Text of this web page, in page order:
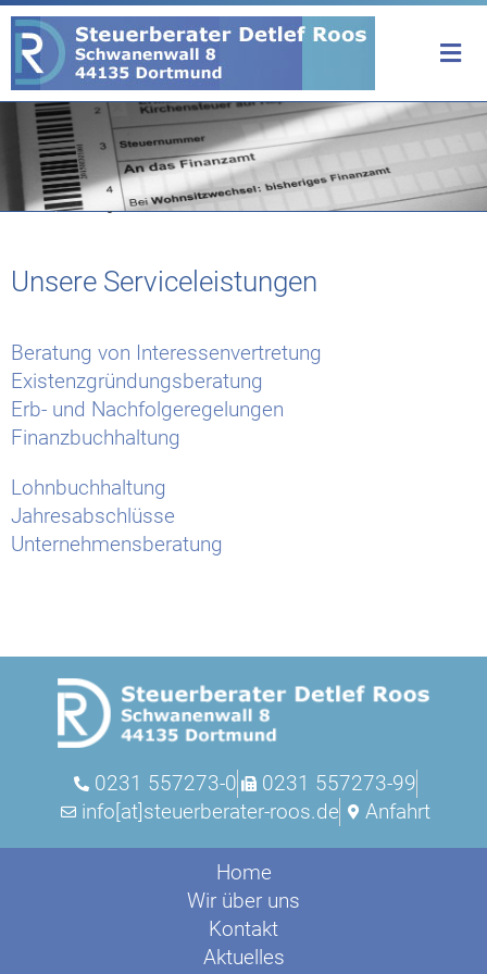
Home / Leistungen
Unsere Serviceleistungen
Beratung von Interessenvertretung
Existenzgründungsberatung
Erb- und Nachfolgeregelungen
Finanzbuchhaltung
Lohnbuchhaltung
Jahresabschlüsse
Unternehmensberatung
0231 557273-0
0231 557273-99
info[at]steuerberater-roos.de
Anfahrt
Home
Wir über uns
Kontakt
Aktuelles